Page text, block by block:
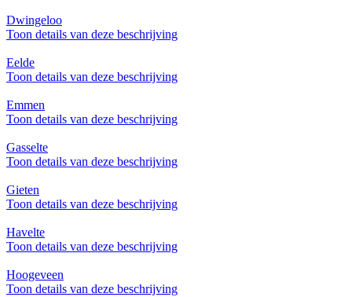
Dwingeloo
Toon details van deze beschrijving
Eelde
Toon details van deze beschrijving
Emmen
Toon details van deze beschrijving
Gasselte
Toon details van deze beschrijving
Gieten
Toon details van deze beschrijving
Havelte
Toon details van deze beschrijving
Hoogeveen
Toon details van deze beschrijving